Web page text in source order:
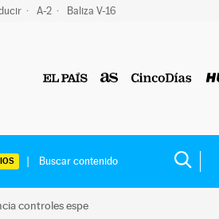
A-2 Baliza V-16
controles espe